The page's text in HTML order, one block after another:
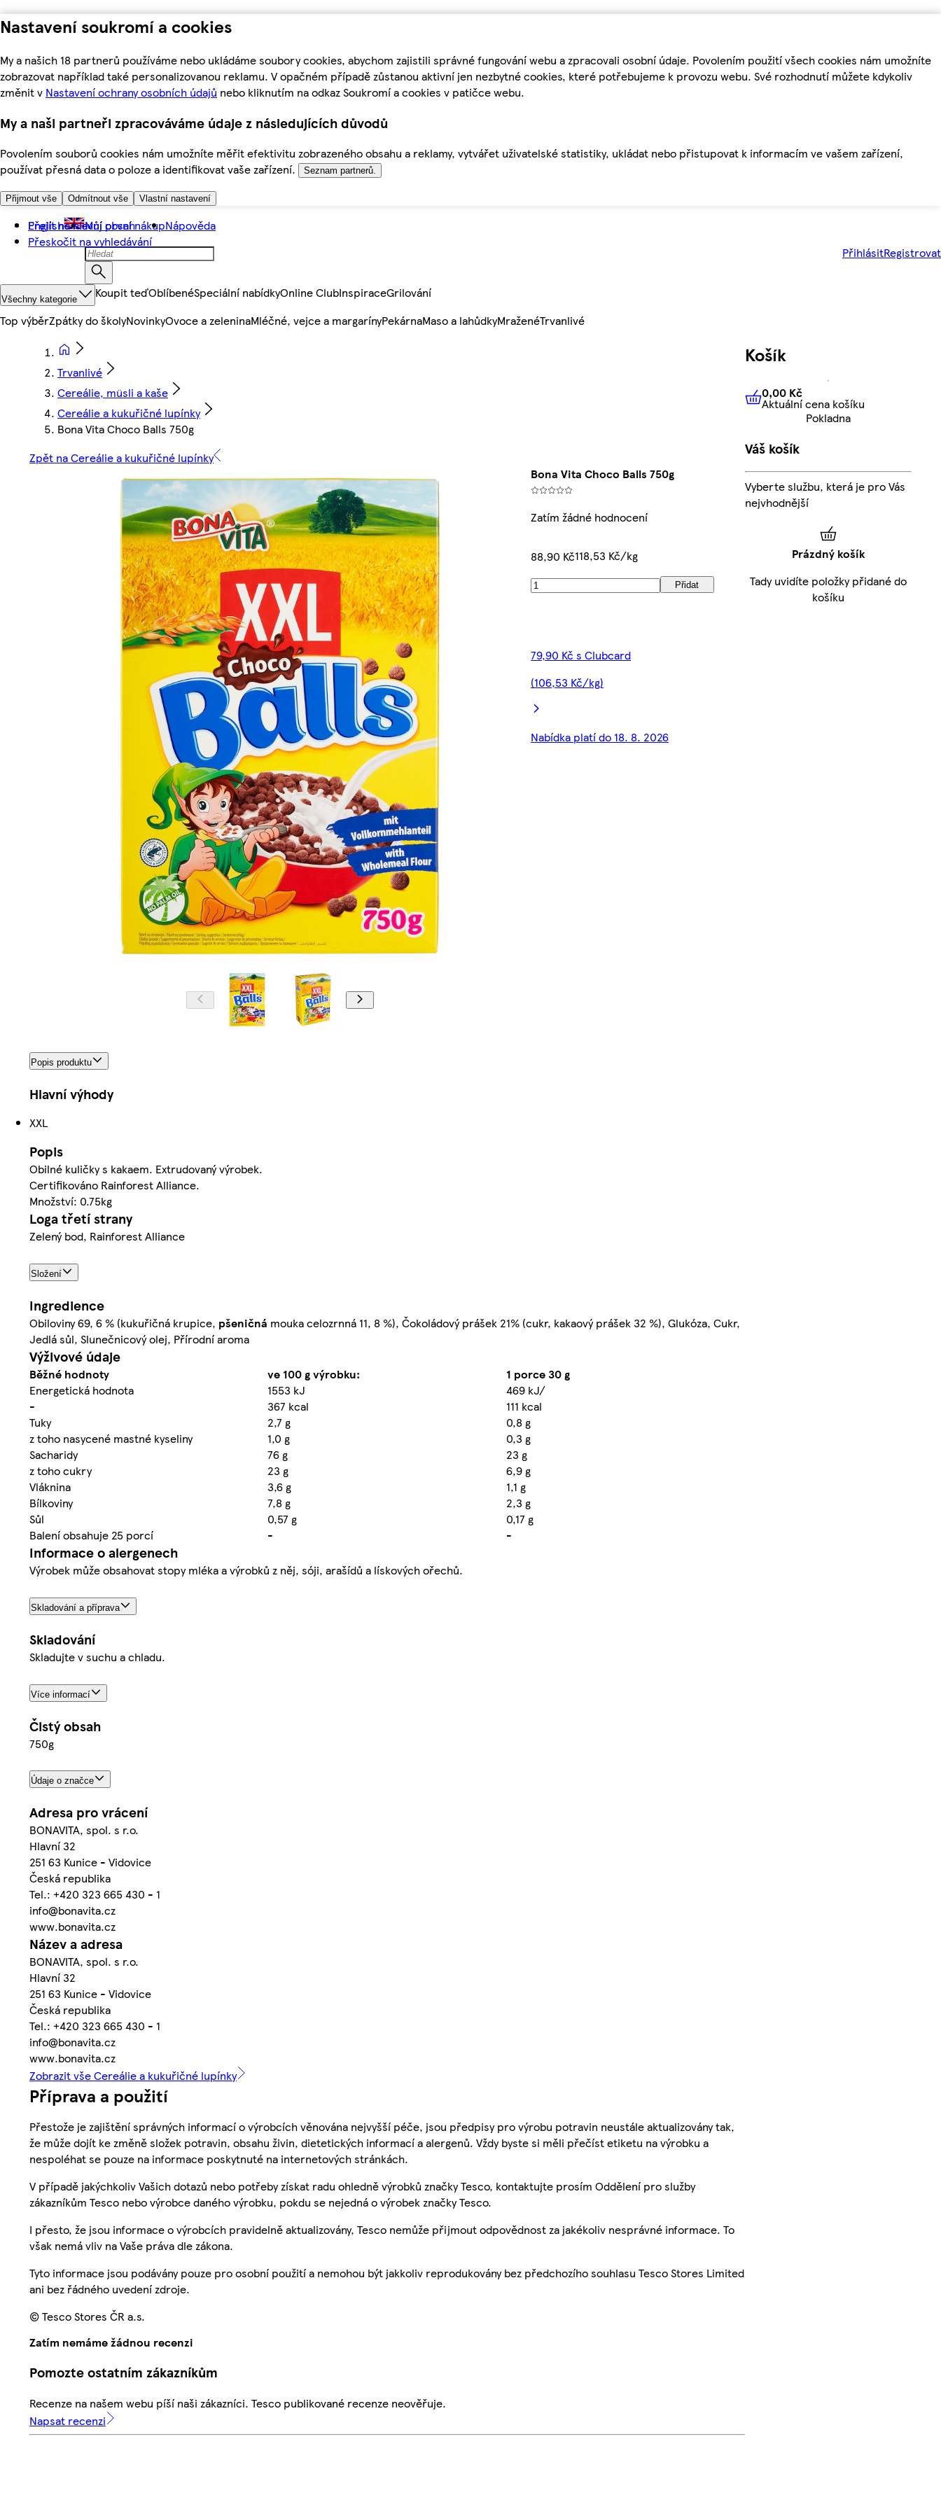
Nastavení soukromí a cookies
My a našich 18 partnerů používáme nebo ukládáme soubory cookies, abychom zajistili správné fungování webu a zpracovali osobní údaje. Povolením použití všech cookies nám umožníte
zobrazovat například také personalizovanou reklamu. V opačném případě zůstanou aktivní jen nezbytné cookies, které potřebujeme k provozu webu. Své rozhodnutí můžete kdykoliv
změnit v Nastavení ochrany osobních údajů nebo kliknutím na odkaz Soukromí a cookies v patičce webu.
My a naši partneři zpracováváme údaje z následujících důvodů
Povolením souborů cookies nám umožníte měřit efektivitu zobrazeného obsahu a reklamy, vytvářet uživatelské statistiky, ukládat nebo přistupovat k informacím ve vašem zařízení,
používat přesná data o poloze a identifikovat vaše zařízení.
Seznam partnerů.
Přijmout vše Odmítnout vše Vlastní nastavení
Přejít na hlavní obsah
Přeskočit na vyhledávání
English Můj první nákupNápověda
PřihlásitRegistrovat
Všechny kategorie Koupit teďOblíbenéSpeciální nabídkyOnline ClubInspiraceGrilování
Top výběrZpátky do školyNovinkyOvoce a zeleninaMléčné, vejce a margarínyPekárnaMaso a lahůdkyMraženéTrvanlivé
Trvanlivé
Cereálie, müsli a kaše
Cereálie a kukuřičné lupínky
Bona Vita Choco Balls 750g
Zpět na Cereálie a kukuřičné lupínky
Bona Vita Choco Balls 750g
Zatím žádné hodnocení
88,90 Kč118,53 Kč/kg
Přidat
79,90 Kč s Clubcard
(106,53 Kč/kg)
Nabídka platí do 18. 8. 2026
Popis produktu
Hlavní výhody
XXL
Popis
Obilné kuličky s kakaem. Extrudovaný výrobek.
Certifikováno Rainforest Alliance.
Množství: 0.75kg
Loga třetí strany
Zelený bod, Rainforest Alliance
Složení
Ingredience
Obiloviny 69, 6 % (kukuřičná krupice, pšeničná mouka celozrnná 11, 8 %), Čokoládový prášek 21% (cukr, kakaový prášek 32 %), Glukóza, Cukr,
Jedlá sůl, Slunečnicový olej, Přírodní aroma
Výživové údaje
Běžné hodnoty ve 100 g výrobku:
1 porce 30 g
Energetická hodnota
1553 kJ
469 kJ/
-
367 kcal
111 kcal
Tuky
2,7 g
0,8 g
z toho nasycené mastné kyseliny
1,0 g
0,3 g
Sacharidy
76 g
23 g
z toho cukry
23 g
6,9 g
Vláknina
3,6 g
1,1 g
Bílkoviny
7,8 g
2,3 g
Sůl
0,57 g
0,17 g
Balení obsahuje 25 porcí
- -
Informace o alergenech
Výrobek může obsahovat stopy mléka a výrobků z něj, sóji, arašídů a lískových ořechů.
Skladování a příprava
Skladování
Skladujte v suchu a chladu.
Více informací
Čistý obsah
750g
Údaje o značce
Adresa pro vrácení
BONAVITA, spol. s r.o.
Hlavní 32
251 63 Kunice - Vidovice
Česká republika
Tel.: +420 323 665 430 - 1
info@bonavita.cz
www.bonavita.cz
Název a adresa
BONAVITA, spol. s r.o.
Hlavní 32
251 63 Kunice - Vidovice
Česká republika
Tel.: +420 323 665 430 - 1
info@bonavita.cz
www.bonavita.cz
Zobrazit vše Cereálie a kukuřičné lupínky
Příprava a použití
Přestože je zajištění správných informací o výrobcích věnována nejvyšší péče, jsou předpisy pro výrobu potravin neustále aktualizovány tak,
že může dojít ke změně složek potravin, obsahu živin, dietetických informací a alergenů. Vždy byste si měli přečíst etiketu na výrobku a
nespoléhat se pouze na informace poskytnuté na internetových stránkách.
V případě jakýchkoliv Vašich dotazů nebo potřeby získat radu ohledně výrobků značky Tesco, kontaktujte prosím Oddělení pro služby
zákazníkům Tesco nebo výrobce daného výrobku, pokdu se nejedná o výrobek značky Tesco.
I přesto, že jsou informace o výrobcích pravidelně aktualizovány, Tesco nemůže přijmout odpovědnost za jakékoliv nesprávné informace. To
však nemá vliv na Vaše práva dle zákona.
Tyto informace jsou podávány pouze pro osobní použití a nemohou být jakkoliv reprodukovány bez předchozího souhlasu Tesco Stores Limited
ani bez řádného uvedení zdroje.
© Tesco Stores ČR a.s.
Zatím nemáme žádnou recenzi
Pomozte ostatním zákazníkům
Recenze na našem webu píší naši zákazníci. Tesco publikované recenze neověřuje.
Napsat recenzi
Košík
0,00 KčAktuální cena košíku
0,00 Kč
Aktuální cena košíku
Pokladna
Váš košík
Vyberte službu, která je pro Vás
nejvhodnější
Prázdný košík
Tady uvidíte položky přidané do
košíku